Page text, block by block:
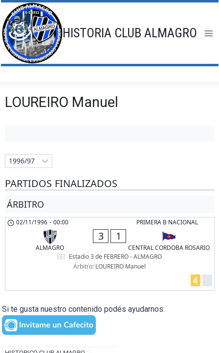
Saltar
al
contenido
HISTORIA CLUB ALMAGRO
LOUREIRO Manuel
PARTIDOS FINALIZADOS
ÁRBITRO
PRIMERA B NACIONAL
02/11/1996 - 00:00
ALMAGRO
3 1
CENTRAL CORDOBA ROSARIO
Estadio 3 de FEBRERO - ALMAGRO
Árbitro: LOUREIRO Manuel
4
Si te gusta nuestro contenido podés ayudarnos: